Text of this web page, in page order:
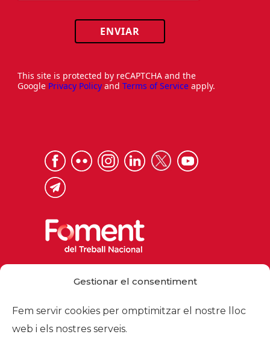
Gestionar el consentiment
Fem servir cookies per omptimitzar el nostre lloc
web i els nostres serveis.
ENVIAR
This site is protected by reCAPTCHA and the
Google Privacy Policy and Terms of Service apply.
foment@foment.com